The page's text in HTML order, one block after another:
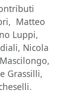
Matteo
Luppi,
Nicola
Grassilli,